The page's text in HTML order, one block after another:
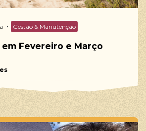
Gestão & Manutenção
Fevereiro e Março